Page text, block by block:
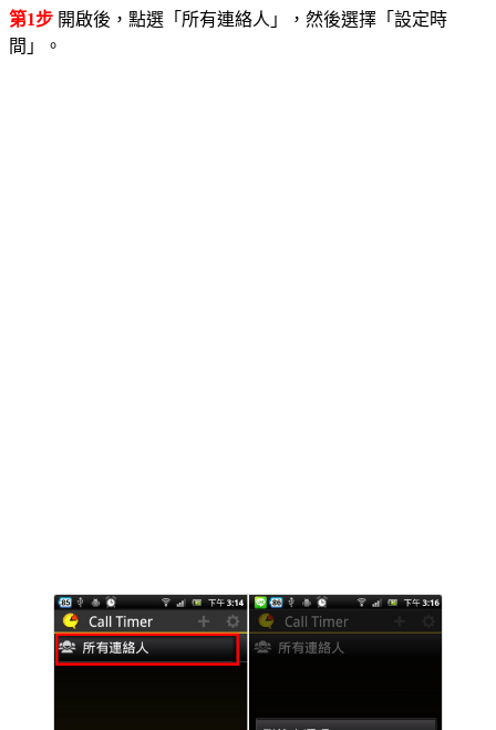
第1步 開啟後，點選「所有連絡人」，然後選擇「設定時
間」。